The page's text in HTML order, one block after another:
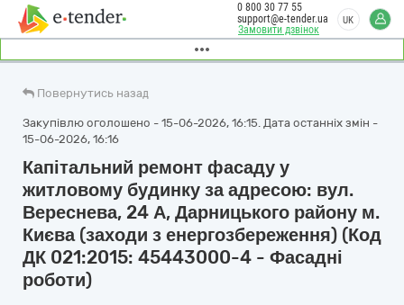
Замовити дзвінок
0 800 30 77 55
support@e-tender.ua
UK
Повернутись назад
Закупівлю оголошено - 15-06-2026, 16:15. Дата останніх змін -
15-06-2026, 16:16
Капітальний ремонт фасаду у
житловому будинку за адресою: вул.
Вереснева, 24 А, Дарницького району м.
Києва (заходи з енергозбереження) (Код
ДК 021:2015: 45443000-4 - Фасадні
роботи)